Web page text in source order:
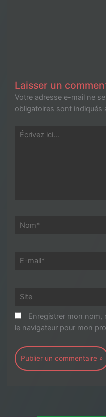
Laisser un
Votre adresse e-mail ne
obligatoires sont indiqués
Écrivez
Nom*
E-
Site
Enregistrer mon nom,
le navigateur pour mon